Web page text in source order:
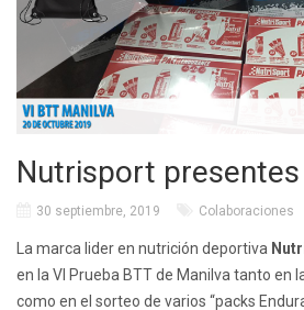
Nutrisport
30 septiembre, 2019 Colaboraciones
La marca lider en nutrición deportiva
en la VI Prueba BTT de Manilva tanto en
como en el sorteo de varios “packs